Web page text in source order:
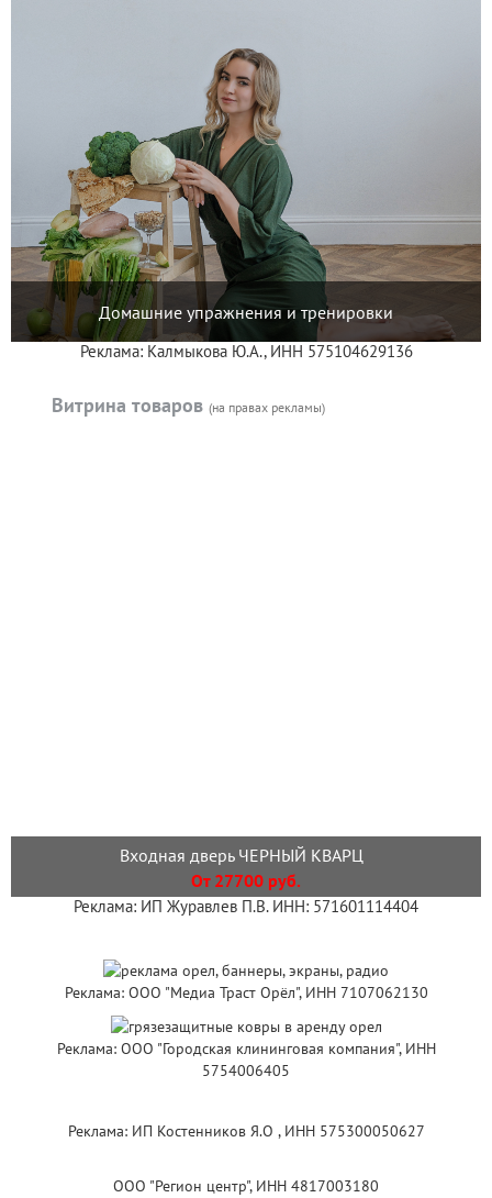
Домашние упражнения и тренировки
Реклама: Калмыкова Ю.А., ИНН 575104629136
Витрина товаров (на правах рекламы)
Входная дверь ЧЕРНЫЙ КВАРЦ
От 27700 руб.
Реклама: ИП Журавлев П.В. ИНН: 571601114404
Реклама: ООО "Медиа Траст Орёл", ИНН 7107062130
Реклама: ООО "Городская клининговая компания", ИНН
5754006405
Реклама: ИП Костенников Я.О , ИНН 575300050627
ООО "Регион центр", ИНН 4817003180